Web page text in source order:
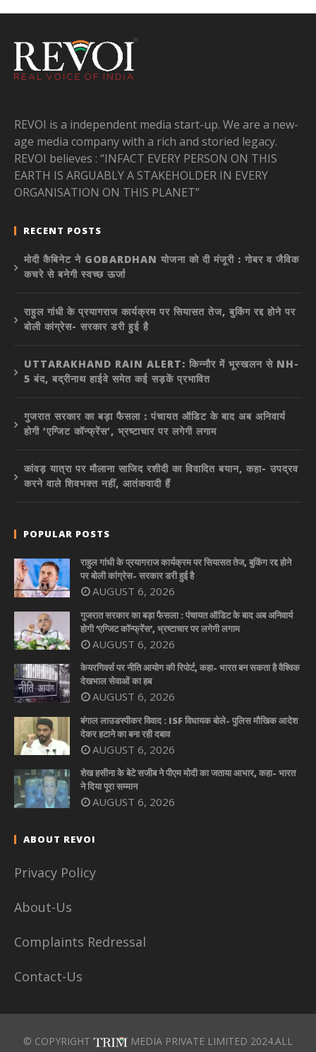
REVOI is a independent media start-up. We are a new-
age media company with a rich and storied legacy.
REVOI believes : “INFACT EVERY PERSON ON THIS
EARTH IS ARGUABLY A STAKEHOLDER IN EVERY
ORGANISATION ON THIS PLANET”
RECENT POSTS
मोदी कैबिनेट ने GOBARDHAN योजना को दी मंजूरी : गोबर व जैविक
कचरे से बनेगी स्वच्छ ऊर्जा
राहुल गांधी के प्रयागराज कार्यक्रम पर सियासत तेज, बुकिंग रद्द होने पर
बोली कांग्रेस- सरकार डरी हुई है
UTTARAKHAND RAIN ALERT: किन्नौर में भूस्खलन से NH-
5 बंद, बद्रीनाथ हाईवे समेत कई सड़कें प्रभावित
गुजरात सरकार का बड़ा फैसला : पंचायत ऑडिट के बाद अब अनिवार्य
होगी ‘एग्जिट कॉन्फ्रेंस’, भ्रष्टाचार पर लगेगी लगाम
कांवड़ यात्रा पर मौलाना साजिद रशीदी का विवादित बयान, कहा- उपद्रव
करने वाले शिवभक्त नहीं, आतंकवादी हैं
POPULAR POSTS
राहुल गांधी के प्रयागराज कार्यक्रम पर सियासत तेज, बुकिंग रद्द होने
पर बोली कांग्रेस- सरकार डरी हुई है
AUGUST 6, 2026
गुजरात सरकार का बड़ा फैसला : पंचायत ऑडिट के बाद अब अनिवार्य
होगी ‘एग्जिट कॉन्फ्रेंस’, भ्रष्टाचार पर लगेगी लगाम
AUGUST 6, 2026
केयरगिवर्स पर नीति आयोग की रिपोर्ट, कहा- भारत बन सकता है वैश्विक
देखभाल सेवाओं का हब
AUGUST 6, 2026
बंगाल लाउडस्पीकर विवाद : ISF विधायक बोले- पुलिस मौखिक आदेश
देकर हटाने का बना रही दबाव
AUGUST 6, 2026
शेख हसीना के बेटे सजीब ने पीएम मोदी का जताया आभार, कहा- भारत
ने दिया पूरा सम्मान
AUGUST 6, 2026
ABOUT REVOI
Privacy Policy
About-Us
Complaints Redressal
Contact-Us
© COPYRIGHT
MEDIA PRIVATE LIMITED 2024.ALL